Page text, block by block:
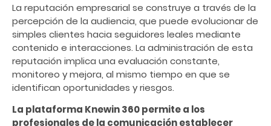
La reputación empresarial se construye a través de la
percepción de la audiencia, que puede evolucionar de
simples clientes hacia seguidores leales mediante
contenido e interacciones. La administración de esta
reputación implica una evaluación constante,
monitoreo y mejora, al mismo tiempo en que se
identifican oportunidades y riesgos.
La plataforma Knewin 360 permite a los
profesionales de la comunicación establecer